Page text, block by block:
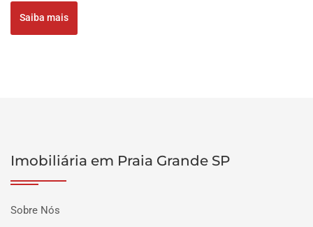
Saiba mais
Imobiliária em Praia Grande SP
Sobre Nós